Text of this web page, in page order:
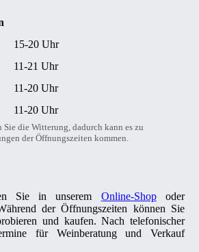
15-20 Uhr
11-21 Uhr
11-20 Uhr
11-20 Uhr
Sie die Witterung, dadurch kann es zu
der Öffnungszeiten kommen.
Sie in unserem Online-Shopoder
der Öffnungszeiten können Sie
und kaufen. Nach telefonischer
für Weinberatung und Verkauf